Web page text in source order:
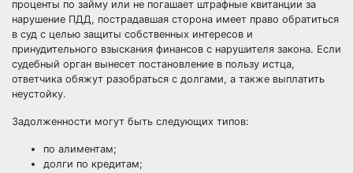
проценты по займу или не погашает штрафные квитанции за
нарушение ПДД, пострадавшая сторона имеет право обратиться
в суд с целью защиты собственных интересов и
принудительного взыскания финансов с нарушителя закона. Если
судебный орган вынесет постановление в пользу истца,
ответчика обяжут разобраться с долгами, а также выплатить
неустойку.
Задолженности могут быть следующих типов:
по алиментам;
долги по кредитам;